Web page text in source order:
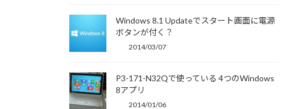
Windows 8.1 Updateでスタート画面に電源
ボタンが付く？
2014/03/07
P3-171-N32Qで使っている 4つのWindows
8アプリ
2014/01/06